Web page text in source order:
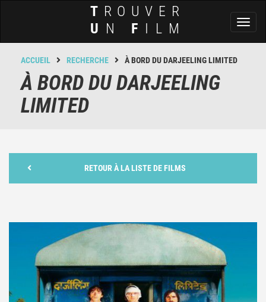
T ROUVER
U N F ILM
ACCUEIL RECHERCHE À BORD DU DARJEELING LIMITED
À BORD DU DARJEELING
LIMITED
RETOUR À LA LISTE DE FILMS